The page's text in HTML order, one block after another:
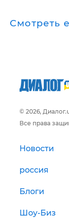
Смотреть
© 2026,
Все права
Новости
россия
Блоги
Шоу-Биз